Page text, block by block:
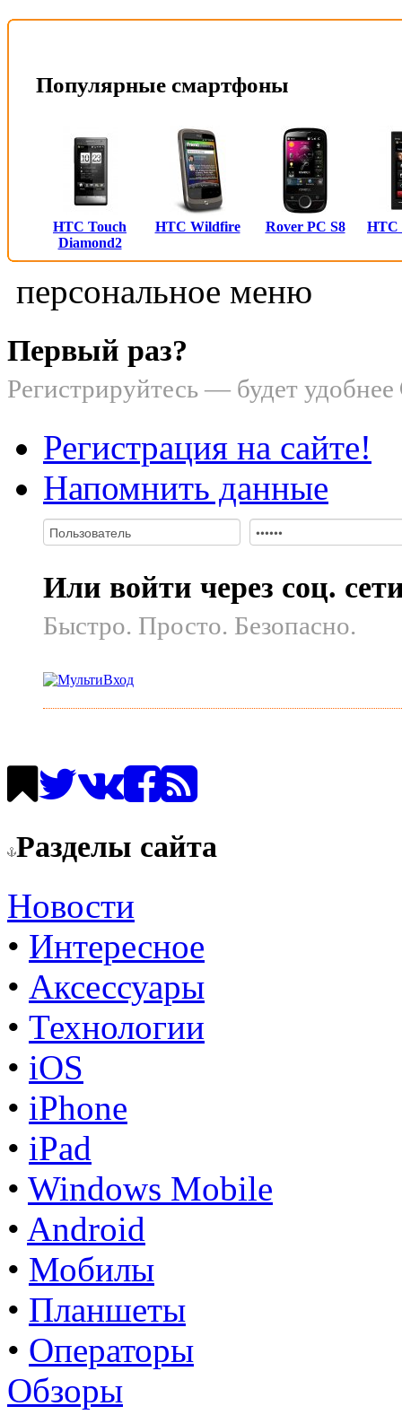
Популярные смартфоны
HTC Touch
Diamond2
HTC Wildfire Rover PC S8 HTC
персональное меню
Первый раз?
Регистрируйтесь — будет удобнее
Регистрация на сайте!
Напомнить данные
Или войти через соц.
Быстро. Просто. Безопасно.
Разделы сайта
Новости
• Интересное
• Аксессуары
• Технологии
• iOS
• iPhone
• iPad
• Windows Mobile
• Android
• Мобилы
• Планшеты
• Операторы
Обзоры